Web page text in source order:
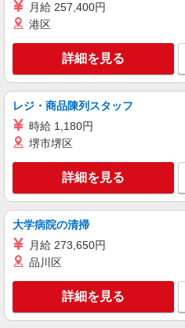
SOMPOケア ラヴィーレ光が丘公園/
【介護福祉
万円〜 ※下記毎月平均的に支払われる手当を含み
ます。 ・職務手
当 ・（東京都）
手当 ・特別夜勤
・夜勤手当（月
は勤続5年目ま
東京都板橋区
キープ
正社員
SOMPOケア ラヴィーレ光が丘公
介護スタッフ
【実務者研
支援特別手当、
当（月平均5回
当を含みます。
までの方はさら
賞与：基本給
間外手当支給（
そんぽの家S ときわ台南/2045ba1
月給 257,400円
港区
詳細を見る
レジ・商品陳列スタッフ
時給 1,180円
堺市堺区
詳細を見る
大学病院の清掃
月給 273,650円
品川区
詳細を見る